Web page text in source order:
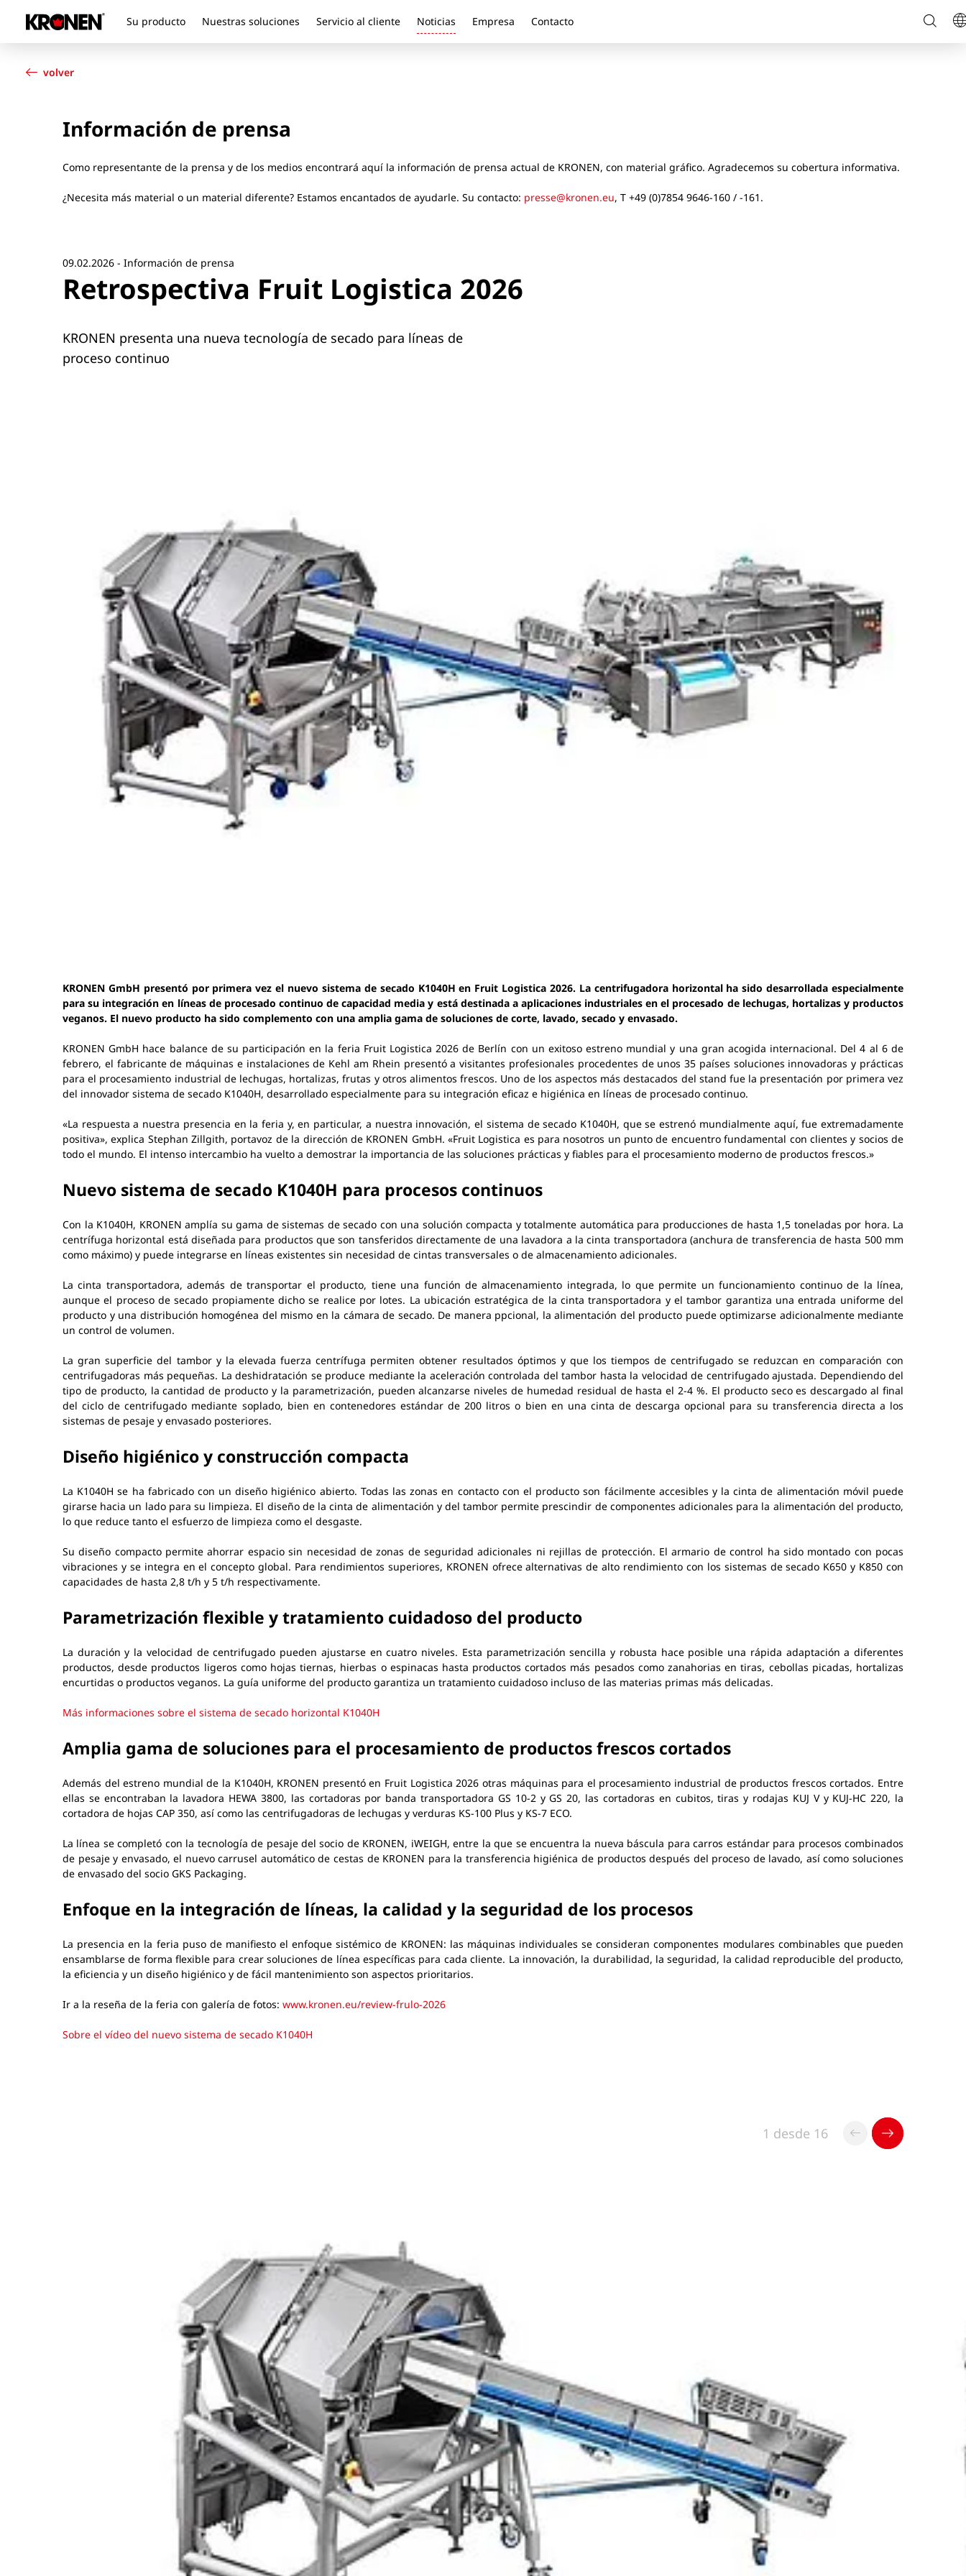
Su producto Nuestras soluciones Servicio al cliente Noticias Empresa Contacto
Buscar
Nuestras soluciones
Empresa
volver
Información de prensa
Como representante de la prensa y de los medios encontrará aquí la información de prensa actual de KRONEN, con material gráfico. Agradecemos su cobertura informativa.
¿Necesita más material o un material diferente? Estamos encantados de ayudarle. Su contacto: presse@kronen.eu, T +49 (0)7854 9646-160 / -161.
09.02.2026 - Información de prensa
Retrospectiva Fruit Logistica 2026
KRONEN presenta una nueva tecnología de secado para líneas de
proceso continuo
KRONEN GmbH presentó por primera vez el nuevo sistema de secado K1040H en Fruit Logistica 2026. La centrifugadora horizontal ha sido desarrollada especialmente
para su integración en líneas de procesado continuo de capacidad media y está destinada a aplicaciones industriales en el procesado de lechugas, hortalizas y productos
veganos. El nuevo producto ha sido complemento con una amplia gama de soluciones de corte, lavado, secado y envasado.
KRONEN GmbH hace balance de su participación en la feria Fruit Logistica 2026 de Berlín con un exitoso estreno mundial y una gran acogida internacional. Del 4 al 6 de
febrero, el fabricante de máquinas e instalaciones de Kehl am Rhein presentó a visitantes profesionales procedentes de unos 35 países soluciones innovadoras y prácticas
para el procesamiento industrial de lechugas, hortalizas, frutas y otros alimentos frescos. Uno de los aspectos más destacados del stand fue la presentación por primera vez
del innovador sistema de secado K1040H, desarrollado especialmente para su integración eficaz e higiénica en líneas de procesado continuo.
«La respuesta a nuestra presencia en la feria y, en particular, a nuestra innovación, el sistema de secado K1040H, que se estrenó mundialmente aquí, fue extremadamente
positiva», explica Stephan Zillgith, portavoz de la dirección de KRONEN GmbH. «Fruit Logistica es para nosotros un punto de encuentro fundamental con clientes y socios de
todo el mundo. El intenso intercambio ha vuelto a demostrar la importancia de las soluciones prácticas y fiables para el procesamiento moderno de productos frescos.»
Nuevo sistema de secado K1040H para procesos continuos
Con la K1040H, KRONEN amplía su gama de sistemas de secado con una solución compacta y totalmente automática para producciones de hasta 1,5 toneladas por hora. La
centrífuga horizontal está diseñada para productos que son tansferidos directamente de una lavadora a la cinta transportadora (anchura de transferencia de hasta 500 mm
como máximo) y puede integrarse en líneas existentes sin necesidad de cintas transversales o de almacenamiento adicionales.
La cinta transportadora, además de transportar el producto, tiene una función de almacenamiento integrada, lo que permite un funcionamiento continuo de la línea,
aunque el proceso de secado propiamente dicho se realice por lotes. La ubicación estratégica de la cinta transportadora y el tambor garantiza una entrada uniforme del
producto y una distribución homogénea del mismo en la cámara de secado. De manera ppcional, la alimentación del producto puede optimizarse adicionalmente mediante
un control de volumen.
La gran superficie del tambor y la elevada fuerza centrífuga permiten obtener resultados óptimos y que los tiempos de centrifugado se reduzcan en comparación con
centrifugadoras más pequeñas. La deshidratación se produce mediante la aceleración controlada del tambor hasta la velocidad de centrifugado ajustada. Dependiendo del
tipo de producto, la cantidad de producto y la parametrización, pueden alcanzarse niveles de humedad residual de hasta el 2-4 %. El producto seco es descargado al final
del ciclo de centrifugado mediante soplado, bien en contenedores estándar de 200 litros o bien en una cinta de descarga opcional para su transferencia directa a los
sistemas de pesaje y envasado posteriores.
Diseño higiénico y construcción compacta
La K1040H se ha fabricado con un diseño higiénico abierto. Todas las zonas en contacto con el producto son fácilmente accesibles y la cinta de alimentación móvil puede
girarse hacia un lado para su limpieza. El diseño de la cinta de alimentación y del tambor permite prescindir de componentes adicionales para la alimentación del producto,
lo que reduce tanto el esfuerzo de limpieza como el desgaste.
Su diseño compacto permite ahorrar espacio sin necesidad de zonas de seguridad adicionales ni rejillas de protección. El armario de control ha sido montado con pocas
vibraciones y se integra en el concepto global. Para rendimientos superiores, KRONEN ofrece alternativas de alto rendimiento con los sistemas de secado K650 y K850 con
capacidades de hasta 2,8 t/h y 5 t/h respectivamente.
Parametrización flexible y tratamiento cuidadoso del producto
La duración y la velocidad de centrifugado pueden ajustarse en cuatro niveles. Esta parametrización sencilla y robusta hace posible una rápida adaptación a diferentes
productos, desde productos ligeros como hojas tiernas, hierbas o espinacas hasta productos cortados más pesados como zanahorias en tiras, cebollas picadas, hortalizas
encurtidas o productos veganos. La guía uniforme del producto garantiza un tratamiento cuidadoso incluso de las materias primas más delicadas.
Más informaciones sobre el sistema de secado horizontal K1040H
Amplia gama de soluciones para el procesamiento de productos frescos cortados
Además del estreno mundial de la K1040H, KRONEN presentó en Fruit Logistica 2026 otras máquinas para el procesamiento industrial de productos frescos cortados. Entre
ellas se encontraban la lavadora HEWA 3800, las cortadoras por banda transportadora GS 10-2 y GS 20, las cortadoras en cubitos, tiras y rodajas KUJ V y KUJ-HC 220, la
cortadora de hojas CAP 350, así como las centrifugadoras de lechugas y verduras KS-100 Plus y KS-7 ECO.
La línea se completó con la tecnología de pesaje del socio de KRONEN, iWEIGH, entre la que se encuentra la nueva báscula para carros estándar para procesos combinados
de pesaje y envasado, el nuevo carrusel automático de cestas de KRONEN para la transferencia higiénica de productos después del proceso de lavado, así como soluciones
de envasado del socio GKS Packaging.
Enfoque en la integración de líneas, la calidad y la seguridad de los procesos
La presencia en la feria puso de manifiesto el enfoque sistémico de KRONEN: las máquinas individuales se consideran componentes modulares combinables que pueden
ensamblarse de forma flexible para crear soluciones de línea específicas para cada cliente. La innovación, la durabilidad, la seguridad, la calidad reproducible del producto,
la eficiencia y un diseño higiénico y de fácil mantenimiento son aspectos prioritarios.
Ir a la reseña de la feria con galería de fotos: www.kronen.eu/review-frulo-2026
Sobre el vídeo del nuevo sistema de secado K1040H
1 desde 16